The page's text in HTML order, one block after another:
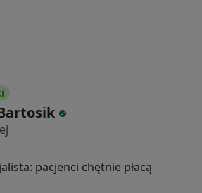
pacjenci chętnie płacą